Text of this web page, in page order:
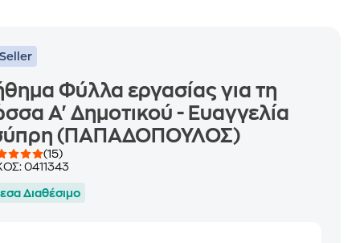
Φύλλα εργασίας για τη
Α' Δημοτικού - Ευαγγελία
(ΠΑΠΑΔΟΠΟΥΛΟΣ)
(15)
0411343
Διαθέσιμο